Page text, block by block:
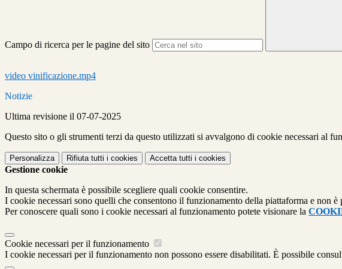
Campo di ricerca per le pagine del sito
video vinificazione.mp4
Notizie
Ultima revisione il 07-07-2025
Questo sito o gli strumenti terzi da questo utilizzati si avvalgono di cookie necessari al
Personalizza Rifiuta tutti i cookies Accetta tutti i cookies
Gestione cookie
In questa schermata è possibile scegliere quali cookie consentire.
I cookie necessari sono quelli che consentono il funzionamento della piattaforma e non
Per conoscere quali sono i cookie necessari al funzionamento potete visionare la
Cookie necessari per il funzionamento
I cookie necessari per il funzionamento non possono essere disabilitati. È possibile